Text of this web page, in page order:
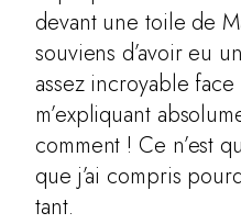
devant une toile de
souviens d’avoir eu
assez incroyable
m’expliquant
comment ! Ce n’est
que j’ai compris
tant.